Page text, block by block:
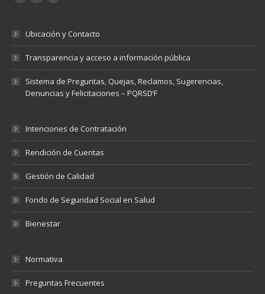
Ubicación y Contacto
Transparencia y acceso a información pública
Sistema de Preguntas, Quejas, Reclamos, Sugerencias,
Denuncias y Felicitaciones – PQRSD’F
Intenciones de Contratación
Rendición de Cuentas
Gestión de Calidad
Fondo de Seguridad Social en Salud
Bienestar
Normativa
Preguntas Frecuentes